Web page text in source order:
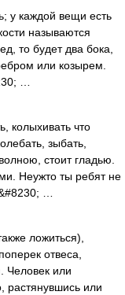
у каждой вещи есть
называются
то будет два бока,
или козырем.
…
колыхивать что
зыбать,
стоит гладью.
Неужто ты ребят не
…
ложиться),
отвеса,
Человек или
растянувшись или